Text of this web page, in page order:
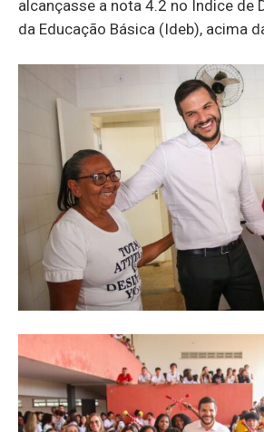
alcançasse a nota 4.2 no Índice de
da Educação Básica (Ideb), acima